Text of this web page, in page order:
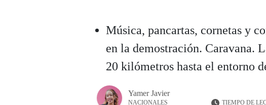
Música, pancartas, cornetas y
en la demostración. Caravana.
20 kilómetros hasta el entorno
Yamer Javier
NACIONALES TIEMPO DE